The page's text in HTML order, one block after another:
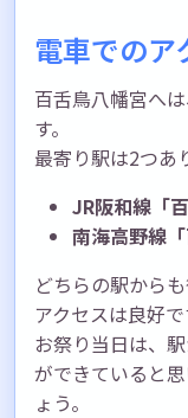
電車でのア
百舌鳥八幡宮へは
す。
最寄り駅は2つあ
JR阪和線「
南海高野線「
どちらの駅から
アクセスは良好で
お祭り当日は、
ができていると
ょう。